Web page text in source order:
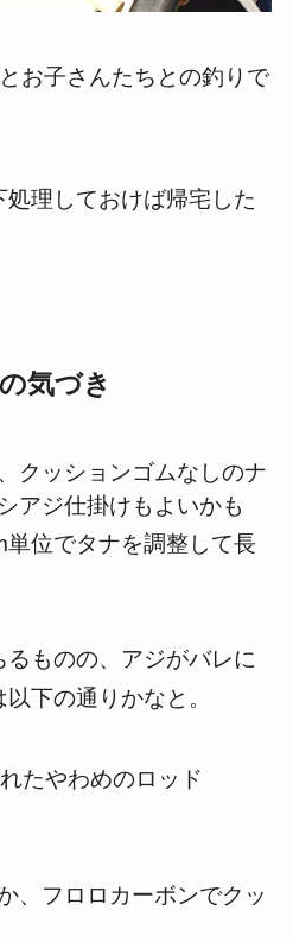
お子さんたちとの釣りで
理しておけば帰宅した
気づき
クッションゴムなしのナ
アジ仕掛けもよいかも
位でタナを調整して長
ものの、アジがバレに
下の通りかなと。
たやわめのロッド
、フロロカーボンでクッ